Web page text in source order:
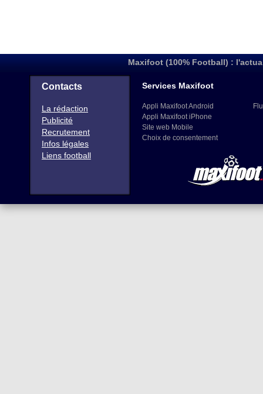
Maxifoot (100% Football) :
Contacts
La rédaction
Publicité
Recrutement
Infos légales
Liens football
Services Maxifoot
Appli Maxifoot Android
Appli Maxifoot iPhone
Site web Mobile
Choix de consentement